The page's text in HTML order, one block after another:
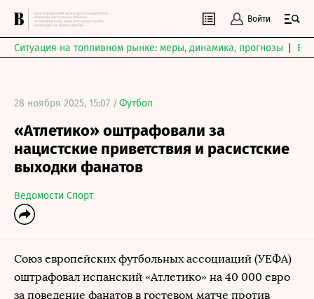
Войти
Ситуация на топливном рынке: меры, динамика, прогнозы
28 ноября 2025, 15:07 /Футбол
«Атлетико» оштрафовали за
нацистские приветствия и расистские
выходки фанатов
Ведомости Спорт
Союз европейских футбольных ассоциаций (УЕФА)
оштрафовал испанский «Атлетико» на 40 000 евро
за поведение фанатов в гостевом матче против